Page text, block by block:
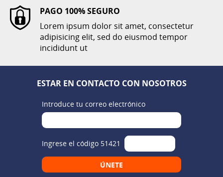
PAGO 100% SEGURO
Lorem ipsum dolor sit amet, consectetur
adipisicing elit, sed do eiusmod tempor
incididunt ut
ESTAR EN CONTACTO CON NOSOTROS
Introduce tu correo electrónico
Ingrese el código 51421